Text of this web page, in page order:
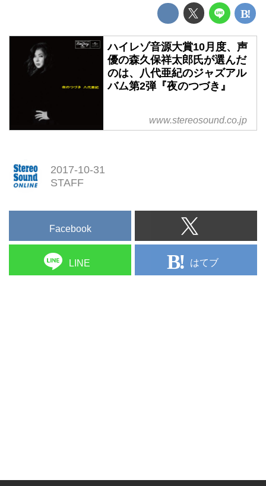
ハイレゾ音源大賞10月度、声
優の森久保祥太郎氏が選んだ
のは、八代亜紀のジャズアル
バム第2弾『夜のつづき』
www.stereosound.co.jp
2017-10-31
STAFF
Facebook
LINE はてブ